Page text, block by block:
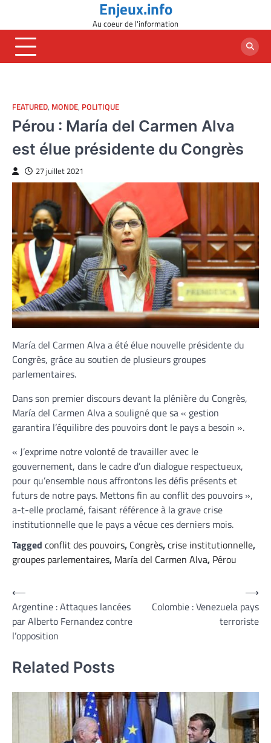
content
Enjeux.info
Au coeur de l'information
FEATURED, MONDE, POLITIQUE
Pérou : María del Carmen Alva
est élue présidente du Congrès
27 juillet 2021
María del Carmen Alva a été élue nouvelle présidente du
Congrès, grâce au soutien de plusieurs groupes
parlementaires.
Dans son premier discours devant la plénière du Congrès,
María del Carmen Alva a souligné que sa « gestion
garantira l’équilibre des pouvoirs dont le pays a besoin ».
« J’exprime notre volonté de travailler avec le
gouvernement, dans le cadre d’un dialogue respectueux,
pour qu’ensemble nous affrontons les défis présents et
futurs de notre pays. Mettons fin au conflit des pouvoirs »,
a-t-elle proclamé, faisant référence à la grave crise
institutionnelle que le pays a vécue ces derniers mois.
Tagged conflit des pouvoirs, Congrès,crise institutionnelle,
groupes parlementaires, María del Carmen Alva, Pérou
Navigation
de
l’article
⟵
Argentine : Attaques lancées
par Alberto Fernandez contre
l’opposition
Colombie : Venezuela pays
terroriste
⟶
Related Posts